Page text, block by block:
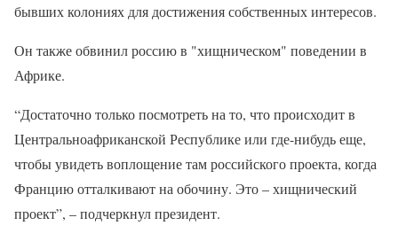
бывших колониях для достижения собственных интересов.
Он также обвинил россию в "хищническом" поведении в
Африке.
“Достаточно только посмотреть на то, что происходит в
Центральноафриканской Республике или где-нибудь еще,
чтобы увидеть воплощение там российского проекта, когда
Францию ​​отталкивают на обочину. Это – хищнический
проект”, – подчеркнул президент.